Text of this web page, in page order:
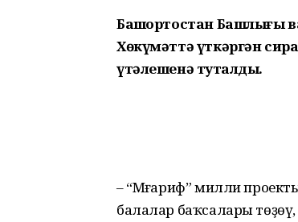
Башҡортостан Башлығы
Хөкүмәттә үткәргән
үтәлешенә туҡталды.
– “Мәғариф” милли
балалар баҡсалары